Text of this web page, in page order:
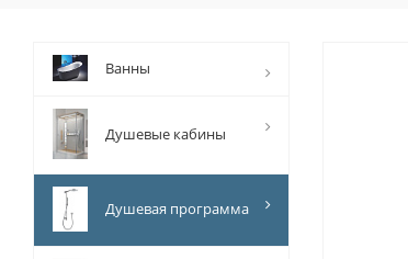
Ванны
Душевые кабины
Душевая программа